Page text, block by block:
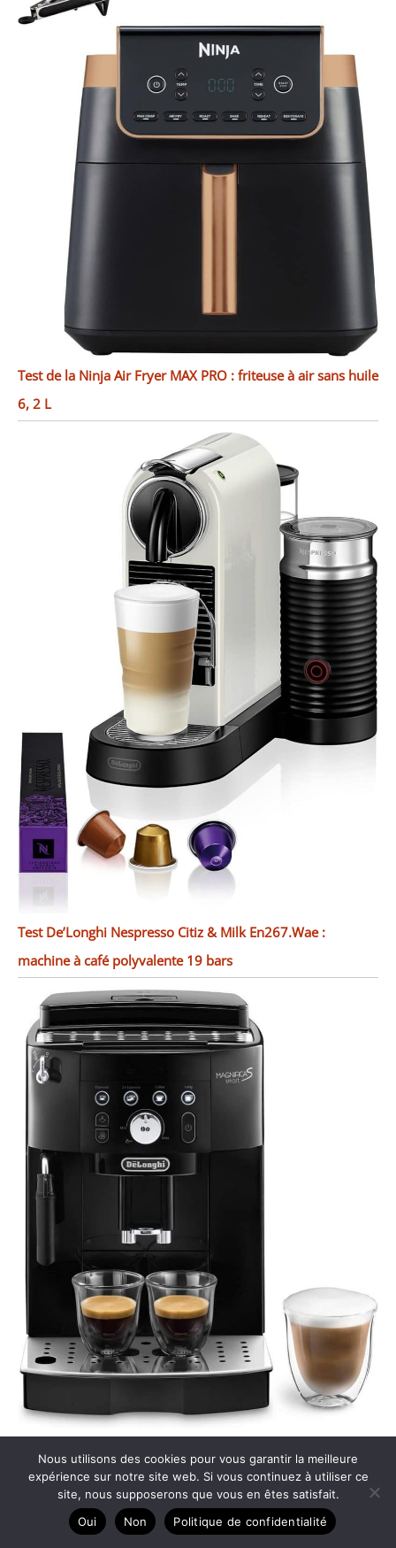
Test de la Ninja Air Fryer MAX PRO : friteuse à air sans huile
6, 2 L
Test De’Longhi Nespresso Citiz & Milk En267.Wae :
machine à café polyvalente 19 bars
Ecamm230.13.B : expresso et cappuccino pro
Nous utilisons des cookies pour vous garantir la meilleure
expérience sur notre site web. Si vous continuez à utiliser ce
site, nous supposerons que vous en êtes satisfait.
Oui
Non Politique de confidentialité